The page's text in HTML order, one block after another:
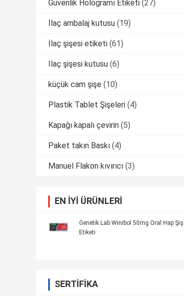
Güvenlik Hologramı Etiketi (27)
İlaç ambalaj kutusu (19)
İlaç şişesi etiketi (61)
Ilaç şişesi kutusu (6)
küçük cam şişe (10)
Plastik Tablet Şişeleri (4)
Kapağı kapalı çevirin (5)
Paket takın Baskı (4)
Manuel Flakon kıvırıcı (3)
EN IYI ÜRÜNLERI
Genetik Lab Winibol 50mg Oral Hap
Etiketi
SERTIFIKA